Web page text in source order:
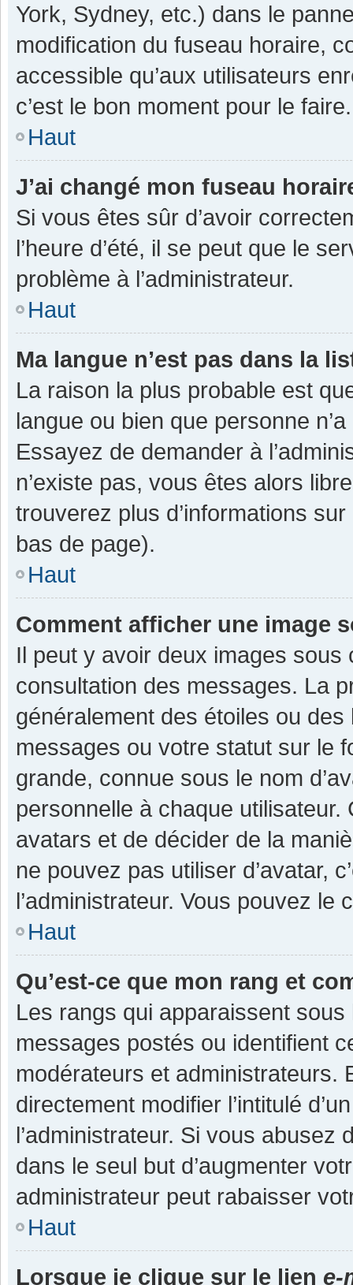
York, Sydney, etc.) dans le
modification du fuseau horaire,
accessible qu’aux utilisateurs
c’est le bon moment pour le faire.
Haut
J’ai changé mon fuseau
Si vous êtes sûr d’avoir
l’heure d’été, il se peut que le
problème à l’administrateur.
Haut
Ma langue n’est pas dans la
La raison la plus probable est
langue ou bien que personne
Essayez de demander à
n’existe pas, vous êtes alors
trouverez plus d’informations
bas de page).
Haut
Comment afficher une image
Il peut y avoir deux images sous
consultation des messages. La
généralement des étoiles ou
messages ou votre statut sur le
grande, connue sous le nom
personnelle à chaque utilisateur.
avatars et de décider de la
ne pouvez pas utiliser d’avatar,
l’administrateur. Vous pouvez
Haut
Qu’est-ce que mon rang et
Les rangs qui apparaissent
messages postés ou identifient
modérateurs et administrateurs.
directement modifier l’intitulé
l’administrateur. Si vous
dans le seul but d’augmenter
administrateur peut rabaisser
Haut
Lorsque je clique sur le lien e-